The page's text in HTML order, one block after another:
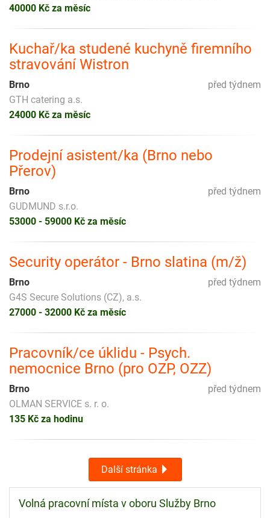
40000 Kč za měsíc
Kuchař/ka studené kuchyně firemního
stravování Wistron
před týdnem
Brno
GTH catering a.s.
24000 Kč za měsíc
Prodejní asistent/ka (Brno nebo
Přerov)
před týdnem
Brno
GUDMUND s.r.o.
53000 - 59000 Kč za měsíc
Security operátor - Brno slatina (m/ž)
před týdnem
Brno
G4S Secure Solutions (CZ), a.s.
27000 - 32000 Kč za měsíc
Pracovník/ce úklidu - Psych.
nemocnice Brno (pro OZP, OZZ)
před týdnem
Brno
OLMAN SERVICE s. r. o.
135 Kč za hodinu
Další stránka
Volná pracovní místa v oboru Služby Brno